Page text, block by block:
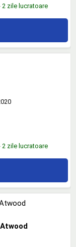
zile lucratoare
zile lucratoare